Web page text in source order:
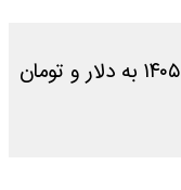
قیمت نقره امروز یکشنبه ۲۴ خرداد ۱۴۰۵ به دلار و تومان